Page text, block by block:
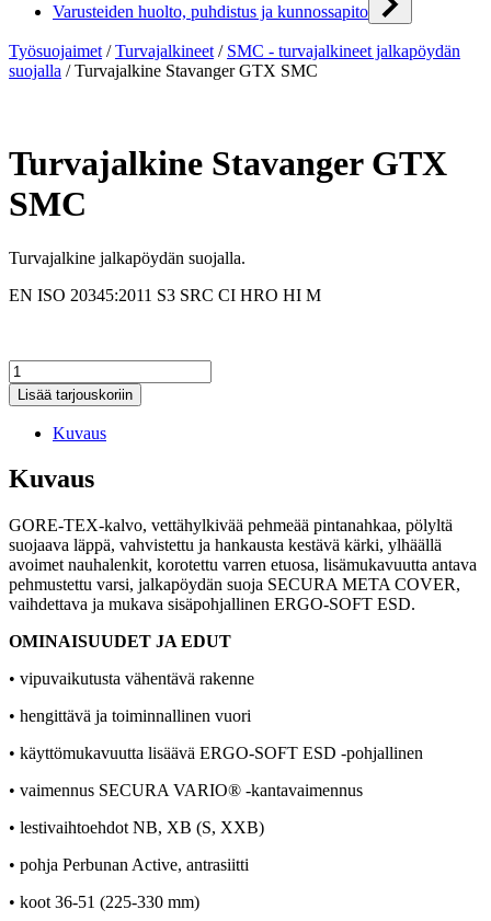
Varusteiden huolto, puhdistus ja kunnossapito
Työsuojaimet /Turvajalkineet / SMC - turvajalkineet jalkapöydän
suojalla /Turvajalkine Stavanger GTX SMC
Turvajalkine Stavanger GTX
SMC
Turvajalkine jalkapöydän suojalla.
EN ISO 20345:2011 S3 SRC CI HRO HI M
Turvajalkine
Stavanger
GTX
SMC
Lisää tarjouskoriin
Kuvaus
Kuvaus
GORE-TEX-kalvo, vettähylkivää pehmeää pintanahkaa, pölyltä
suojaava läppä, vahvistettu ja hankausta kestävä kärki, ylhäällä
avoimet nauhalenkit, korotettu varren etuosa, lisämukavuutta antava
pehmustettu varsi, jalkapöydän suoja SECURA META COVER,
vaihdettava ja mukava sisäpohjallinen ERGO-SOFT ESD.
OMINAISUUDET JA EDUT
• vipuvaikutusta vähentävä rakenne
• hengittävä ja toiminnallinen vuori
• käyttömukavuutta lisäävä ERGO-SOFT ESD -pohjallinen
• vaimennus SECURA VARIO® -kantavaimennus
• lestivaihtoehdot NB, XB (S, XXB)
• pohja Perbunan Active, antrasiitti
• koot 36-51 (225-330 mm)